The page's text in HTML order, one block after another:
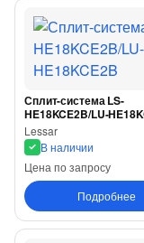
Сплит-система LS-
HE18KCE2B/LU-
Lessar
В наличии
Цена по запросу
Подробнее